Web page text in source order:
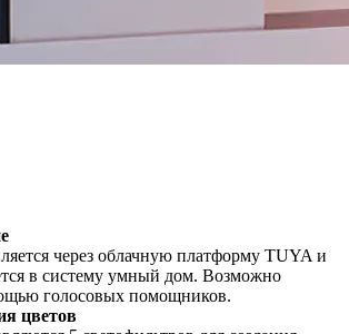
через облачную платформу TUYA и
в систему умный дом. Возможно
голосовых помощников.
цветов